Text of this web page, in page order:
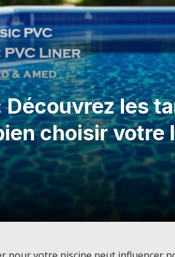
Découvrez les
choisir votre